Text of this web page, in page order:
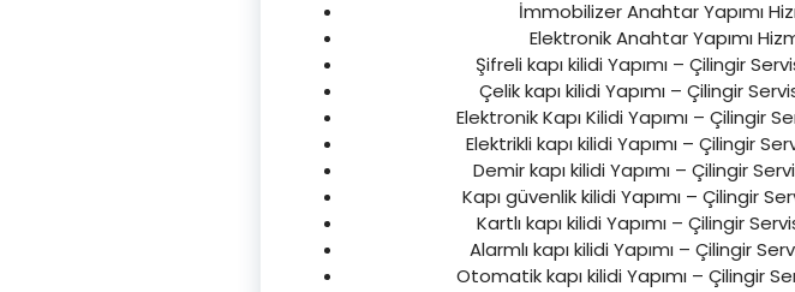
İmmobilizer Anahtar Yapımı
Elektronik Anahtar Yapımı
Şifreli kapı kilidi Yapımı – Çilingir
Çelik kapı kilidi Yapımı – Çilingir
Elektronik Kapı Kilidi Yapımı – Çilingir
Elektrikli kapı kilidi Yapımı – Çilingir
Demir kapı kilidi Yapımı – Çilingir
Kapı güvenlik kilidi Yapımı – Çilingir
Kartlı kapı kilidi Yapımı – Çilingir
Alarmlı kapı kilidi Yapımı – Çilingir
Otomatik kapı kilidi Yapımı – Çilingir